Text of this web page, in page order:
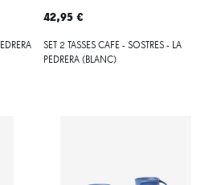
42,95 €
SET 2 TASSES CAFE - SOSTRES - LA
PEDRERA (BLANC)